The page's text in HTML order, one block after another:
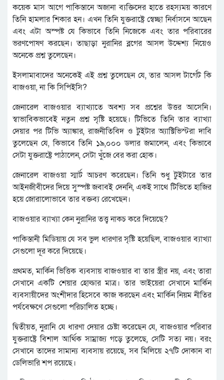
কয়েক মাস আগে পাকিস্তানে অজানা ব্যক্তিদের হাতে রহস্যময় কারণে
তিনি হামলার শিকার হন। এখন তিনি যুক্তরাষ্ট্রে স্বেচ্ছা নির্বাসনে আছেন
এবং এটা অস্পষ্ট যে কিভাবে তিনি নিজেকে এবং তার পরিবারের
ভরণপোষণ করছেন। তাছাড়া নুরানির ব্লগের আসল উদ্দেশ্য নিয়েও
অনেকে প্রশ্ন তুলেছেন।
ইসলামাবাদের অনেকেই এই প্রশ্ন তুলেছেন যে, তার আসল টার্গেট কি
বাজওয়া, না কি সিপিইসি?
জেনারেল বাজওয়ার ব্যাখ্যাতে অবশ্য সব প্রশ্নের উত্তর আসেনি।
স্বাভাবিকভাবেই নতুন প্রশ্ন সৃষ্টি হয়েছে। টিভিতে তিনি তার ব্যাখ্যা
দেয়ার পর টিভি অ্যাঙ্কার, রাজনীতিবিদ ও টুইটার অ্যাক্টিভিস্টরা দাবি
তুলেছেন যে, কিভাবে তিনি ১৯,০০০ ডলার জমালেন, এবং কিভাবে
সেটা যুক্তরাষ্ট্রে পাঠালেন, সেটা খুঁজে বের করা হোক।
জেনারেল বাজওয়া স্মার্ট আচরণ করেছেন। তিনি শুধু টুইটারে তার
আইনজীবীদের দিয়ে সুস্পষ্ট জবাবই দেননি, একই সাথে টিভিতে হাজির
হয়ে জোরালোভাবে তার বক্তব্য রেখেছেন।
বাজওয়ার ব্যাখ্যা কেন নুরানির তত্ত্ব নাকচ করে দিয়েছে?
পাকিস্তানী মিডিয়ায় যে সব ভুল ধারণার সৃষ্টি হয়েছিল, বাজওয়ার ব্যাখ্যা
সেগুলো দূর করে দিয়েছে।
প্রথমত, মার্কিন ভিত্তিক ব্যবসায় বাজওয়ার বা তার স্ত্রীর নয়, এবং তারা
সেখানে একটি শেয়ার হোল্ডার মাত্র। তার ভাইয়েরা সেখানে মার্কিন
ব্যবসায়ীদের অংশীদার হিসেবে কাজ করছেন এবং মার্কিন নিয়ম নীতির
পর্যবেক্ষণে সেগুলো পরিচালিত হচ্ছে।
দ্বিতীয়ত, নুরানি যে ধারণা দেয়ার চেষ্টা করেছেন যে, বাজওয়ার পরিবার
যুক্তরাষ্ট্রে বিশাল আর্থিক সাম্রাজ্য গড়ে তুলেছে, সেটি সত্য নয়। বরং
সেখানে তাদের সামান্য ব্যবসায় রয়েছে, সব মিলিয়ে ২৭টি দোকান বা
ডেলিভারি শপ রয়েছে।